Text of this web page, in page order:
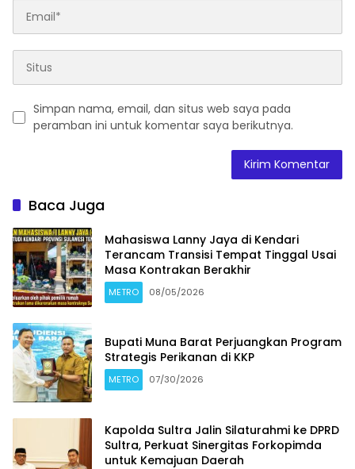
Simpan nama, email, dan situs web saya pada
peramban ini untuk komentar saya berikutnya.
Baca Juga
Mahasiswa Lanny Jaya di Kendari
Terancam Transisi Tempat Tinggal Usai
Masa Kontrakan Berakhir
METRO 08/05/2026
Bupati Muna Barat Perjuangkan Program
Strategis Perikanan di KKP
METRO 07/30/2026
Kapolda Sultra Jalin Silaturahmi ke DPRD
Sultra, Perkuat Sinergitas Forkopimda
untuk Kemajuan Daerah